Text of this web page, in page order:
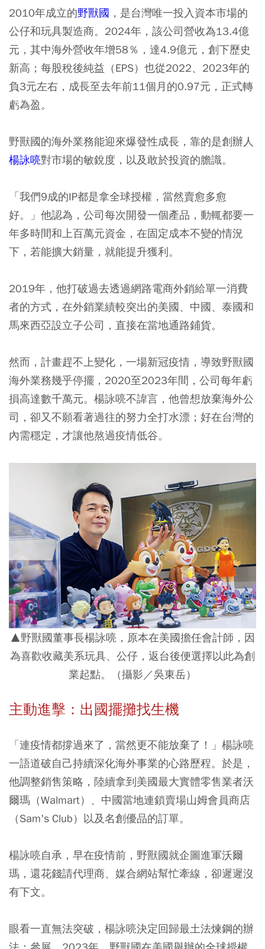
2010年成立的野獸國 ，是台灣唯一投入資本市場的
公仔和玩具製造商。2024年，該公司營收為13.4億
元，其中海外營收年增58％，達4.9億元，創下歷史
新高；每股稅後純益（EPS）也從2022、2023年的
負3元左右，成長至去年前11個月的0.97元，正式轉
虧為盈。
野獸國的海外業務能迎來爆發性成長，靠的是創辦人
楊詠喨對市場的敏銳度，以及敢於投資的膽識。
「我們9成的IP都是拿全球授權，當然賣愈多愈
好。」他認為，公司每次開發一個產品，動輒都要一
年多時間和上百萬元資金，在固定成本不變的情況
下，若能擴大銷量，就能提升獲利。
2019年，他打破過去透過網路電商外銷給單一消費
者的方式，在外銷業績較突出的美國、中國、泰國和
馬來西亞設立子公司，直接在當地通路鋪貨。
然而，計畫趕不上變化，一場新冠疫情，導致野獸國
海外業務幾乎停擺，2020至2023年間，公司每年虧
損高達數千萬元。楊詠喨不諱言，他曾想放棄海外公
司，卻又不願看著過往的努力全打水漂；好在台灣的
內需穩定，才讓他熬過疫情低谷。
▲野獸國董事長楊詠喨，原本在美國擔任會計師，因
為喜歡收藏美系玩具、公仔，返台後便選擇以此為創
業起點。（攝影／吳東岳）
主動進擊：出國擺攤找生機
「連疫情都撐過來了，當然更不能放棄了！」楊詠喨
一語道破自己持續深化海外事業的心路歷程。於是，
他調整銷售策略，陸續拿到美國最大實體零售業者沃
爾瑪（Walmart）、中國當地連鎖賣場山姆會員商店
（Sam's Club）以及名創優品的訂單。
楊詠喨自承，早在疫情前，野獸國就企圖進軍沃爾
瑪，還花錢請代理商、媒合網站幫忙牽線，卻遲遲沒
有下文。
眼看一直無法突破，楊詠喨決定回歸最土法煉鋼的辦